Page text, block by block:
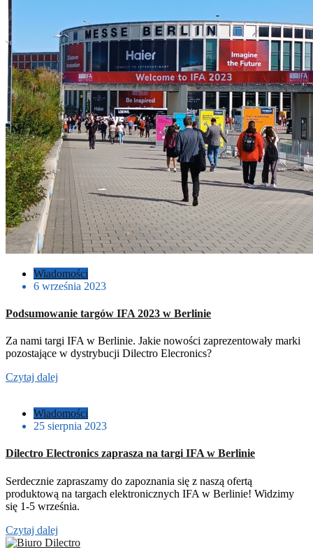
Wiadomości
6 września 2023
Podsumowanie targów IFA 2023 w Berlinie
Za nami targi IFA w Berlinie. Jakie nowości zaprezentowały marki
pozostające w dystrybucji Dilectro Elecronics?
Czytaj dalej
Wiadomości
25 sierpnia 2023
Dilectro Electronics zaprasza na targi IFA w Berlinie
Serdecznie zapraszamy do zapoznania się z naszą ofertą
produktową na targach elektronicznych IFA w Berlinie! Widzimy
się 1-5 września.
Czytaj dalej